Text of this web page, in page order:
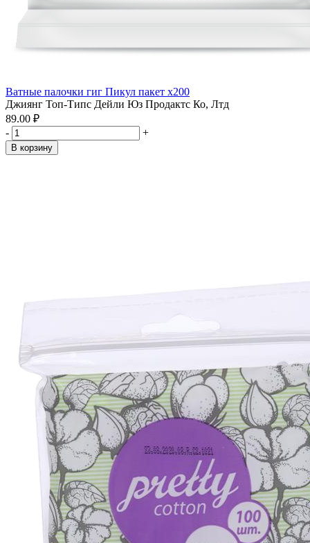
Ватные палочки гиг Пикул пакет x200
Джиянг Топ-Типс Дейли Юз Продактс Ко, Лтд
89.00 ₽
-
+
В корзину